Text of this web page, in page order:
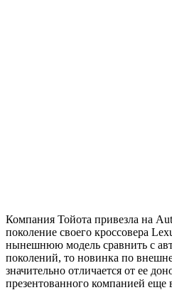
Компания Тойота привезла на
поколение своего кроссовера
нынешнюю модель сравнить с
поколений, то новинка по
значительно отличается от ее
презентованного компанией еще